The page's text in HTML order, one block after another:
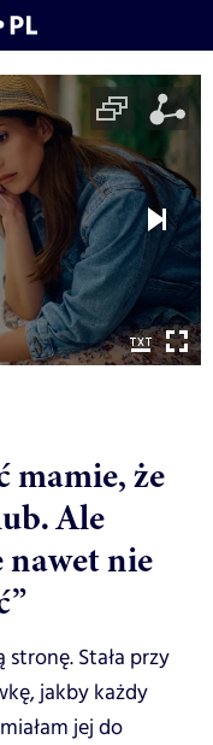
mamie, że
Ale
nie
Stała przy
jakby każdy
jej do